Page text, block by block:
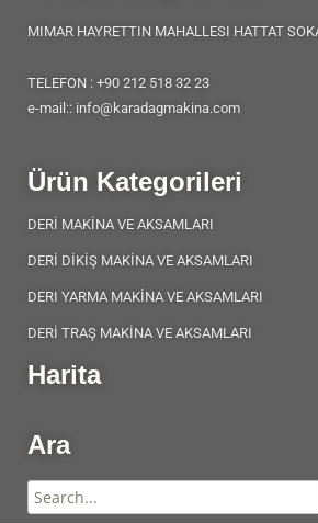
MIMAR HAYRETTIN MAHALLESI HATTAT
TELEFON : +90 212 518 32 23
e-mail:: info@karadagmakina.com
Ürün Kategorileri
DERİ MAKİNA VE AKSAMLARI
DERİ DİKİŞ MAKİNA VE AKSAMLARI
DERI YARMA MAKİNA VE AKSAMLARI
DERİ TRAŞ MAKİNA VE AKSAMLARI
Harita
Ara